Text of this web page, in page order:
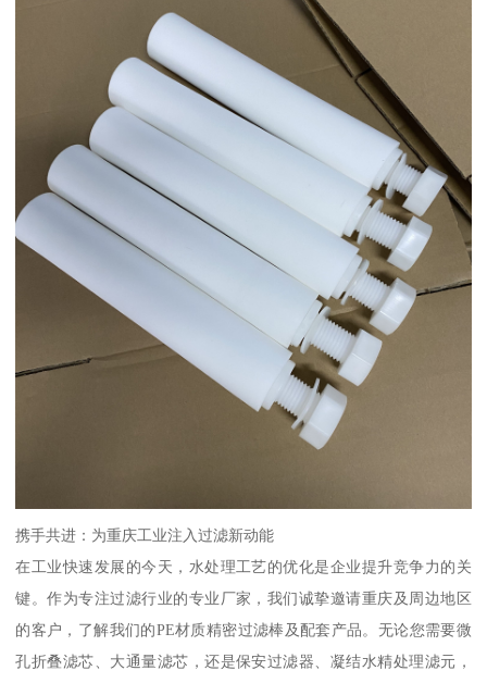
携手共进：为重庆工业注入过滤新动能
在工业快速发展的今天，水处理工艺的优化是企业提升竞争力的关
键。作为专注过滤行业的专业厂家，我们诚挚邀请重庆及周边地区
的客户，了解我们的PE材质精密过滤棒及配套产品。无论您需要微
孔折叠滤芯、大通量滤芯，还是保安过滤器、凝结水精处理滤元，